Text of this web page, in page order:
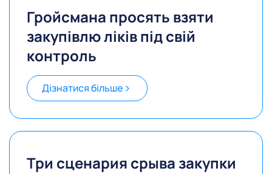
Гройсмана просять взяти
закупівлю ліків під свій
контроль
Дізнатися більше
Три сценария срыва закупки